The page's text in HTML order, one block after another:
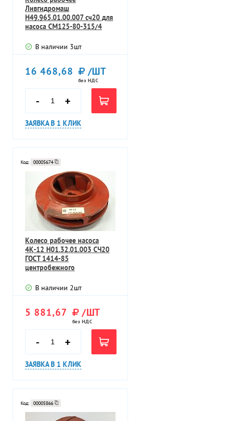
Ливгидромаш
Н49.965.01.00.007 сч20 для
насоса СМ125-80-315/4
В наличии 3шт
16 468,68 /ШТ
без НДС
- +
ЗАЯВКА В 1 КЛИК
Код: 00005674
Колесо рабочее насоса
4К-12 Н01.32.01.003 СЧ20
ГОСТ 1414-85
центробежного
В наличии 2шт
5 881,67 /ШТ
без НДС
- +
ЗАЯВКА В 1 КЛИК
Код: 00005866